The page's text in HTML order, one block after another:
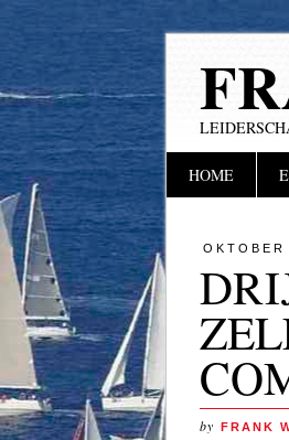
HOME
OKTOBER
by FRANK